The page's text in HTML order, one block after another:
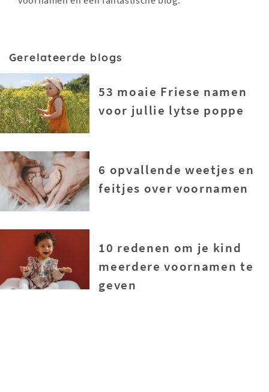
Gerelateerde blogs
53 moaie Friese namen
voor jullie lytse poppe
6 opvallende weetjes en
feitjes over voornamen
10 redenen om je kind
meerdere voornamen te
geven